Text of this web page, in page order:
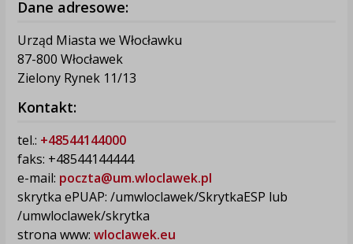
Dane adresowe:
Urząd Miasta we Włocławku
87-800 Włocławek
Zielony Rynek 11/13
Kontakt:
tel.: +48544144000
faks: +48544144444
e-mail: poczta@um.wloclawek.pl
skrytka ePUAP: /umwloclawek/SkrytkaESP lub
/umwloclawek/skrytka
strona www: wloclawek.eu